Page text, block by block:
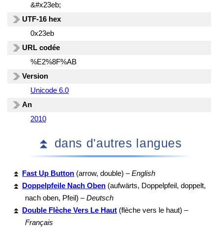
&#x23eb;
UTF-16 hex
0x23eb
URL codée
%E2%8F%AB
Version
Unicode 6.0
An
2010
⏫ dans d'autres langues
⏫ Fast Up Button (arrow, double) –English
⏫
Doppelpfeile Nach Oben (aufwärts, Doppelpfeil, doppelt,
nach oben, Pfeil) –Deutsch
⏫
Double Flèche Vers Le Haut (flèche vers le haut) –
Français